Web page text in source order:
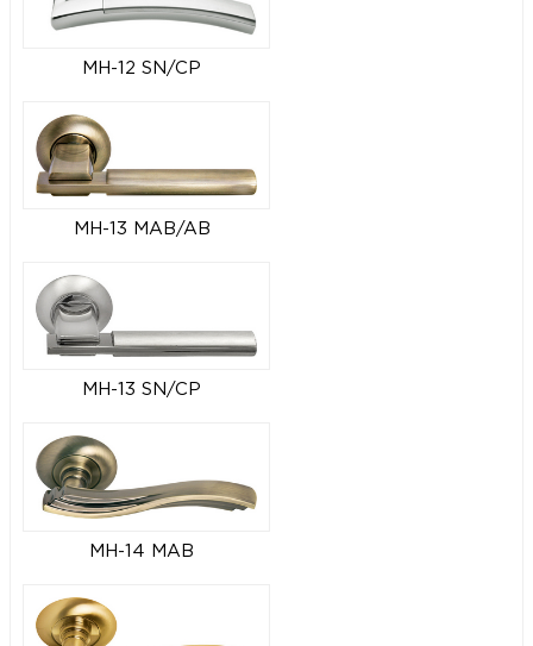
MH-12 SN/CP
MH-13 MAB/AB
MH-13 SN/CP
MH-14 MAB